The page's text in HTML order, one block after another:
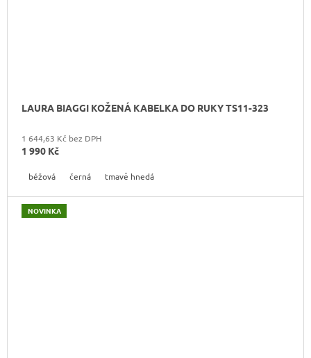
LAURA BIAGGI KOŽENÁ KABELKA DO RUKY TS11-323
1 644,63 Kč bez DPH
1 990 Kč
béžová černá tmavě hnedá
NOVINKA